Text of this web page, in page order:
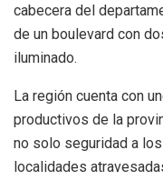
cabecera del
de un boulevard con
iluminado.
La región cuenta con
productivos de la
no solo seguridad a
localidades